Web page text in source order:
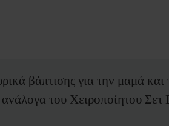
βάπτισης για την μαμά
του Χειροποίητου